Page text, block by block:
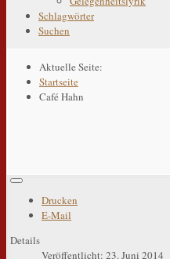
Schlagwörter
Suchen
Aktuelle Seite:
Startseite
Café Hahn
Drucken
E-Mail
Details
Veröffentlicht: 23. Juni 2014